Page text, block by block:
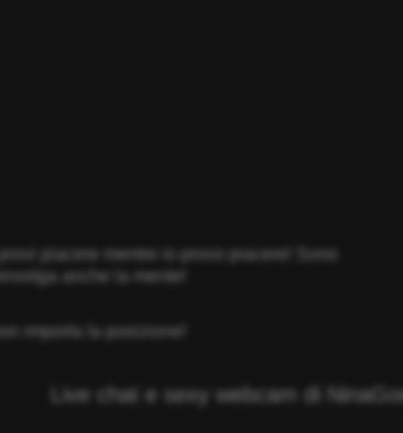
piacere mentre io provo piacere! Sono
anche la mente!
importa la posizione!
Live chat e sexy webcam di